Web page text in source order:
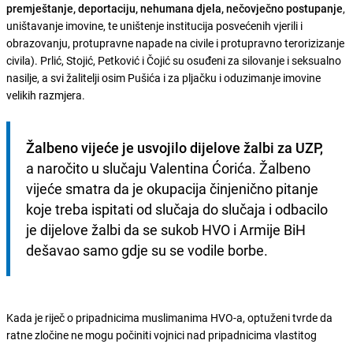
premještanje, deportaciju, nehumana djela, nečovječno postupanje,
uništavanje imovine, te uništenje institucija posvećenih vjerili i
obrazovanju, protupravne napade na civile i protupravno terorizizanje
civila). Prlić, Stojić, Petković i Čojić su osuđeni za silovanje i seksualno
nasilje, a svi žalitelji osim Pušića i za pljačku i oduzimanje imovine
velikih razmjera.
Žalbeno vijeće je usvojilo dijelove žalbi za UZP,
a naročito u slučaju Valentina Ćorića. Žalbeno
vijeće smatra da je okupacija činjenično pitanje
koje treba ispitati od slučaja do slučaja i odbacilo
je dijelove žalbi da se sukob HVO i Armije BiH
dešavao samo gdje su se vodile borbe.
Kada je riječ o pripadnicima muslimanima HVO-a, optuženi tvrde da
ratne zločine ne mogu počiniti vojnici nad pripadnicima vlastitog